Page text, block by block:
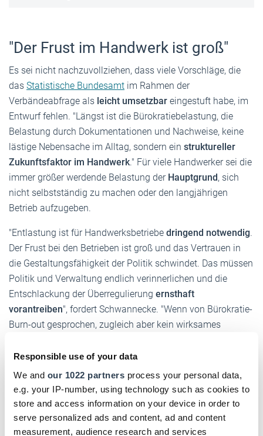
Responsible use of your data
We and our 1022 partners process your personal data,
e.g. your IP-number, using technology such as cookies to
store and access information on your device in order to
serve personalized ads and content, ad and content
measurement, audience research and services
"Der Frust im Handwerk ist groß"
Es sei nicht nachzuvollziehen, dass viele Vorschläge, die
das Statistische Bundesamt im Rahmen der
Verbändeabfrage als leicht umsetzbar eingestuft habe, im
Entwurf fehlen. "Längst ist die Bürokratiebelastung, die
Belastung durch Dokumentationen und Nachweise, keine
lästige Nebensache im Alltag, sondern ein struktureller
Zukunftsfaktor im Handwerk." Für viele Handwerker sei die
immer größer werdende Belastung der Hauptgrund, sich
nicht selbstständig zu machen oder den langjährigen
Betrieb aufzugeben.
"Entlastung ist für Handwerksbetriebe dringend notwendig.
Der Frust bei den Betrieben ist groß und das Vertrauen in
die Gestaltungsfähigkeit der Politik schwindet. Das müssen
Politik und Verwaltung endlich verinnerlichen und die
Entschlackung der Überregulierung ernsthaft
vorantreiben", fordert Schwannecke. "Wenn von Bürokratie-
Burn-out gesprochen, zugleich aber kein wirksames
mehr, dass es kein Erkenntnis-, sondern ein
ernstzunehmendes Umsetzungsproblem
DHB jetzt auch digital!
Einfach hier klicken und für das digitale Deutsche